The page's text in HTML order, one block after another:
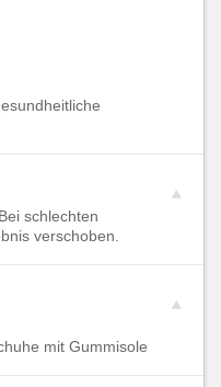
schlechten
verschoben.
mit Gummisole